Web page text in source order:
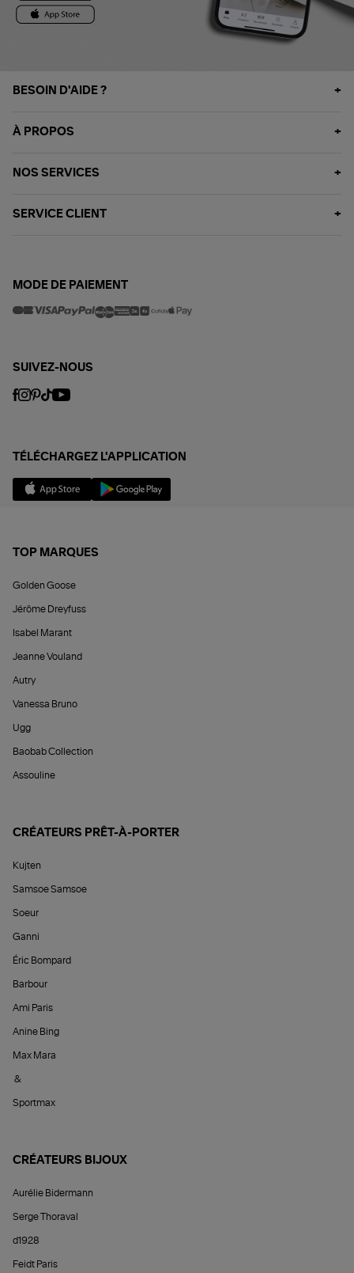
BESOIN D'AIDE ?
À PROPOS
NOS SERVICES
SERVICE CLIENT
MODE DE PAIEMENT
SUIVEZ-NOUS
TÉLÉCHARGEZ L'APPLICATION
TOP MARQUES
Golden Goose
Jérôme Dreyfuss
Isabel Marant
Jeanne Vouland
Autry
Vanessa Bruno
Ugg
Baobab Collection
Assouline
CRÉATEURS PRÊT-À-PORTER
Kujten
Samsoe Samsoe
Soeur
Ganni
Éric Bompard
Barbour
Ami Paris
Anine Bing
Max Mara
&
Sportmax
CRÉATEURS BIJOUX
Aurélie Bidermann
Serge Thoraval
d1928
Feidt Paris